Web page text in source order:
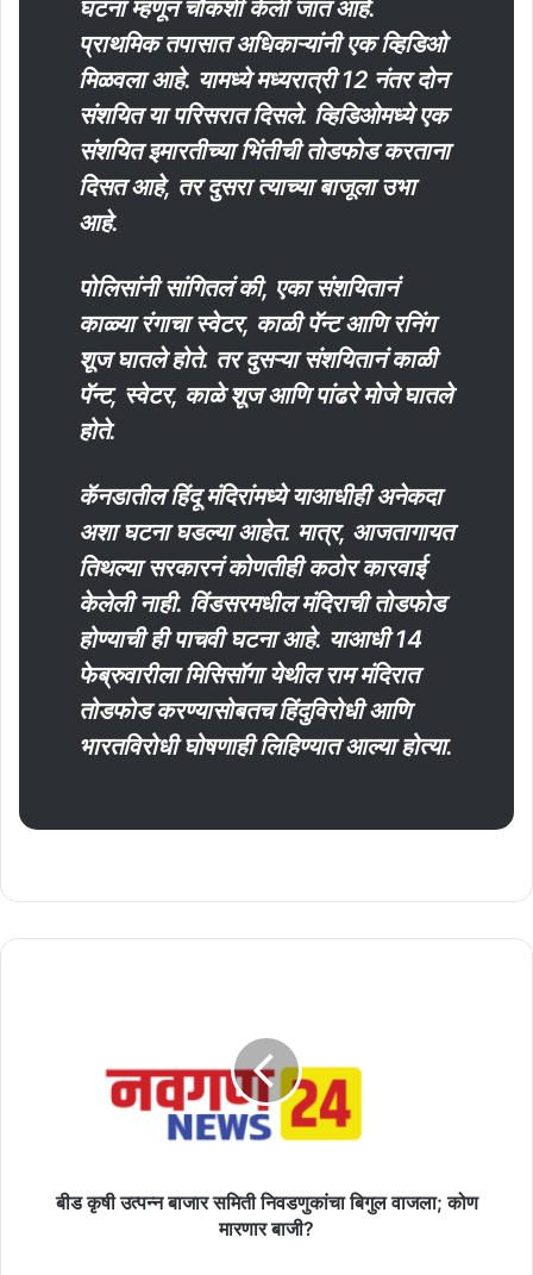
घटना म्हणून चौकशी केली जात आहे.
प्राथमिक तपासात अधिकाऱ्यांनी एक व्हिडिओ
मिळवला आहे. यामध्ये मध्यरात्री 12 नंतर दोन
संशयित या परिसरात दिसले. व्हिडिओमध्ये एक
संशयित इमारतीच्या भिंतीची तोडफोड करताना
दिसत आहे, तर दुसरा त्याच्या बाजूला उभा
आहे.
पोलिसांनी सांगितलं की, एका संशयितानं
काळ्या रंगाचा स्वेटर, काळी पॅन्ट आणि रनिंग
शूज घातले होते. तर दुसऱ्या संशयितानं काळी
पॅन्ट, स्वेटर, काळे शूज आणि पांढरे मोजे घातले
होते.
कॅनडातील हिंदू मंदिरांमध्ये याआधीही अनेकदा
अशा घटना घडल्या आहेत. मात्र, आजतागायत
तिथल्या सरकारनं कोणतीही कठोर कारवाई
केलेली नाही. विंडसरमधील मंदिराची तोडफोड
होण्याची ही पाचवी घटना आहे. याआधी 14
फेब्रुवारीला मिसिसॉगा येथील राम मंदिरात
तोडफोड करण्यासोबतच हिंदुविरोधी आणि
भारतविरोधी घोषणाही लिहिण्यात आल्या होत्या.
मारणारबीड कृषी उत्पन्न बाजार समिती निवडणुकांचा बिगुल वाजला; कोण
मारणार बाजी?